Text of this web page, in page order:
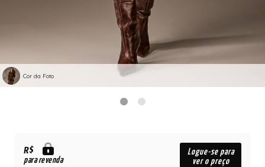
Cor da Foto
R$
para revenda
Logue-se para
ver o preço